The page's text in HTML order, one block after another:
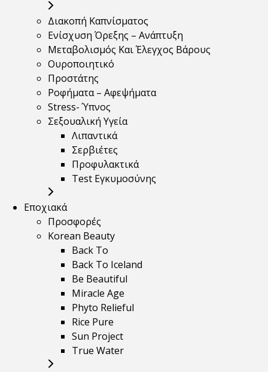
Διακοπή Καπνίσματος
Ενίσχυση Όρεξης – Ανάπτυξη
Μεταβολισμός Και Έλεγχος Βάρους
Ουροποιητικό
Προστάτης
Ροφήματα – Αφεψήματα
Stress- Ύπνος
Σεξουαλική Υγεία
Λιπαντικά
Σερβιέτες
Προφυλακτικά
Test Εγκυμοσύνης
Εποχιακά
Προσφορές
Korean Beauty
Back To
Back To Iceland
Be Beautiful
Miracle Age
Phyto Relieful
Rice Pure
Sun Project
True Water